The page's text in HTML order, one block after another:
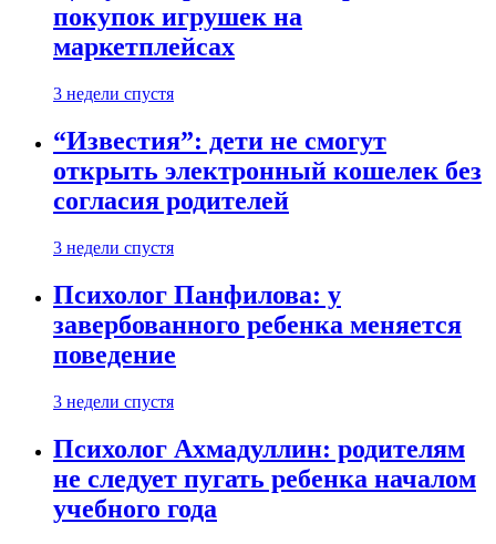
покупок игрушек на
маркетплейсах
3 недели спустя
“Известия”: дети не смогут
открыть электронный кошелек без
согласия родителей
3 недели спустя
Психолог Панфилова: у
завербованного ребенка меняется
поведение
3 недели спустя
Психолог Ахмадуллин: родителям
не следует пугать ребенка началом
учебного года